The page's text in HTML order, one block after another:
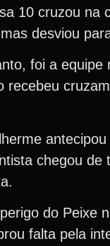
10 cruzou na
desviou
foi a
recebeu
chegou
do Peixe
falta pela